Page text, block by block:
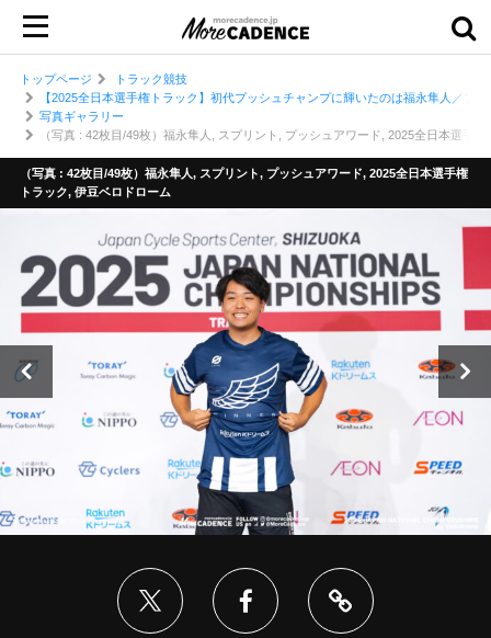
トップページ
トラック競技
【2025全日本選手権トラック】初代プッシュチャンプに輝いたのは福永隼人／プ
写真ギャラリー
（写真 : 42枚目/49枚）福永隼人, スプリント, プッシュアワード, 2025全日本選手
（写真 : 42枚目/49枚）福永隼人, スプリント, プッシュアワード, 2025全日本選手権
トラック, 伊豆ベロドローム